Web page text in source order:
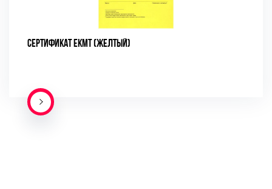
СЕРТИФИКАТ ЕКМТ (ЖЕЛТЫЙ)